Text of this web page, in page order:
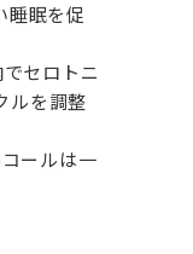
睡眠を促
セロトニ
ルを調整
ールは一